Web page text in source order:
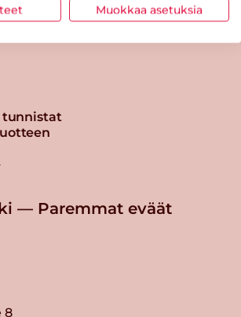
tunnistat
— Paremmat eväät
8
Muokkaa asetuksia